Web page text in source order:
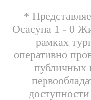
*
Осасуна 1 - 0
рамках
оперативно
публичных